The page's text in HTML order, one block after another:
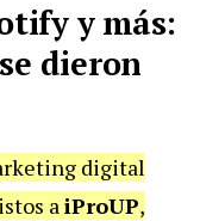
y más:
dieron
digital
aiProUP,